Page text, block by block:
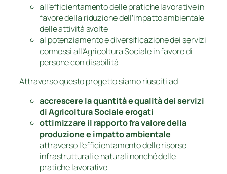
all’efficientamento delle pratiche lavorative in
favore della riduzione dell’impatto ambientale
delle attività svolte
al potenziamento e diversificazione dei servizi
connessi all’Agricoltura Sociale in favore di
persone con disabilità
Attraverso questo progetto siamo riusciti ad
accrescere la quantità e qualità dei servizi
di Agricoltura Sociale erogati
ottimizzare il rapporto fra valore della
produzione e impatto ambientale
attraverso l’efficientamento delle risorse
infrastrutturali e naturali nonché delle
pratiche lavorative